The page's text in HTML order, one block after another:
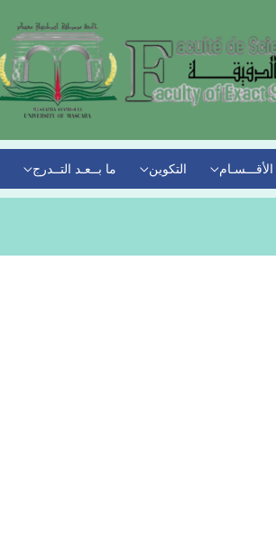
الأقـــسـام التكوين ما بــعـد التــدرج